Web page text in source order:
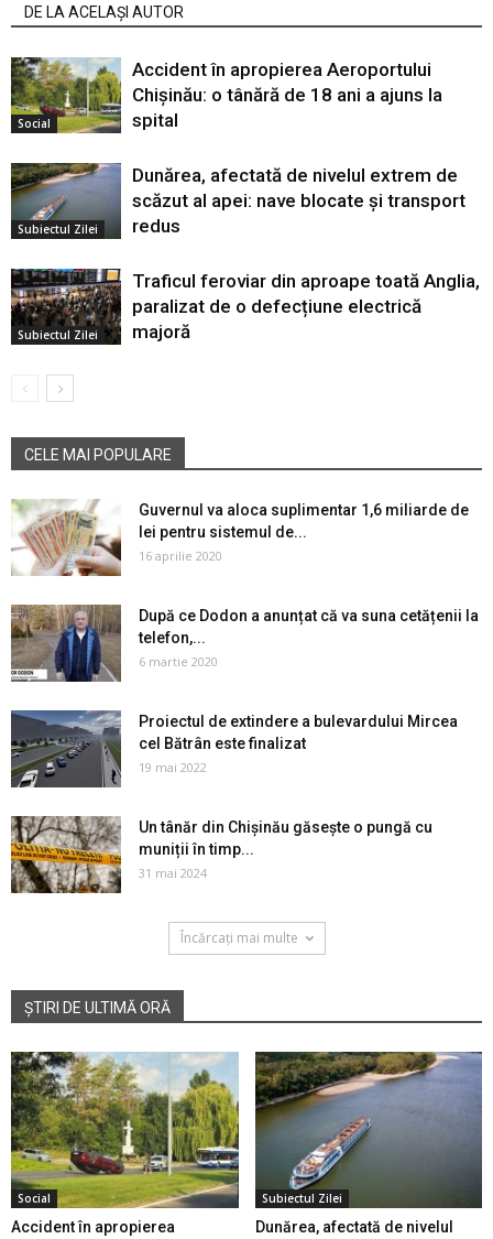
DE LA ACELAȘI AUTOR
Social
Accident în apropierea Aeroportului
Chișinău: o tânără de 18 ani a ajuns la
spital
Subiectul Zilei
Dunărea, afectată de nivelul extrem de
scăzut al apei: nave blocate și transport
redus
Subiectul Zilei
Traficul feroviar din aproape toată Anglia,
paralizat de o defecțiune electrică
majoră
CELE MAI POPULARE
Guvernul va aloca suplimentar 1,6 miliarde de
lei pentru sistemul de...
16 aprilie 2020
După ce Dodon a anunțat că va suna cetățenii la
telefon,...
6 martie 2020
Proiectul de extindere a bulevardului Mircea
cel Bătrân este finalizat
19 mai 2022
Un tânăr din Chișinău găsește o pungă cu
muniții în timp...
31 mai 2024
Încărcați mai multe
ȘTIRI DE ULTIMĂ ORĂ
Social
Accident în apropierea
Subiectul Zilei
Dunărea, afectată de nivelul